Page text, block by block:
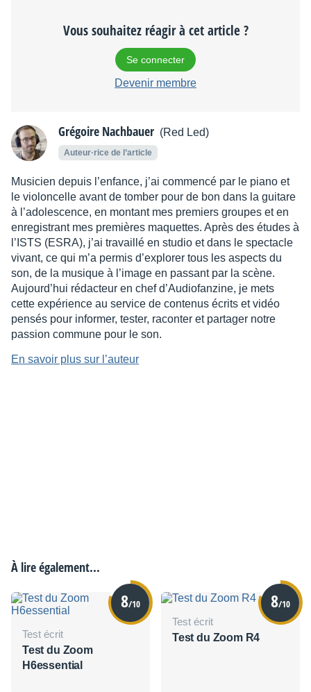
Vous souhaitez réagir à cet article ?
Se connecter
Devenir membre
Grégoire Nachbauer (Red Led)
Auteur·rice de l’article
Musicien depuis l’enfance, j’ai commencé par le piano et
le violoncelle avant de tomber pour de bon dans la guitare
à l’adolescence, en montant mes premiers groupes et en
enregistrant mes premières maquettes. Après des études à
l’ISTS (ESRA), j’ai travaillé en studio et dans le spectacle
vivant, ce qui m’a permis d’explorer tous les aspects du
son, de la musique à l’image en passant par la scène.
Aujourd’hui rédacteur en chef d’Audiofanzine, je mets
cette expérience au service de contenus écrits et vidéo
pensés pour informer, tester, raconter et partager notre
passion commune pour le son.
En savoir plus sur l’auteur
À lire également...
8/10
Test écrit
Test du Zoom
H6essential
8/10
Test écrit
Test du Zoom R4